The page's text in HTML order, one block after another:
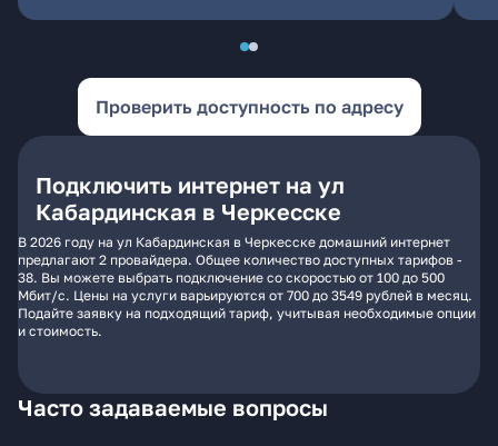
Проверить доступность по адресу
Подключить интернет на ул
Кабардинская в Черкесске
В 2026 году на ул Кабардинская в Черкесске домашний интернет
предлагают 2 провайдера. Общее количество доступных тарифов -
38. Вы можете выбрать подключение со скоростью от 100 до 500
Мбит/с. Цены на услуги варьируются от 700 до 3549 рублей в месяц.
Подайте заявку на подходящий тариф, учитывая необходимые опции
и стоимость.
Часто задаваемые вопросы